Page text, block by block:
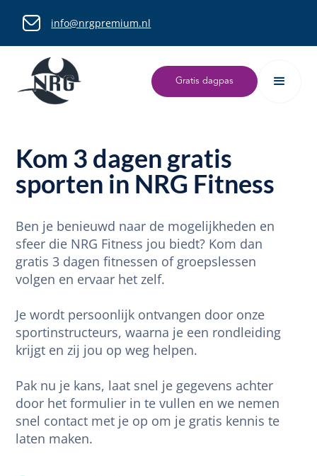
info@nrgpremium.nl
Gratis dagpas
Kom 3 dagen gratis
sporten in NRG Fitness
Ben je benieuwd naar de mogelijkheden en
sfeer die NRG Fitness jou biedt? Kom dan
gratis 3 dagen fitnessen of groepslessen
volgen en ervaar het zelf.
Je wordt persoonlijk ontvangen door onze
sportinstructeurs, waarna je een rondleiding
krijgt en zij jou op weg helpen.
Pak nu je kans, laat snel je gegevens achter
door het formulier in te vullen en we nemen
snel contact met je op om je gratis kennis te
laten maken.